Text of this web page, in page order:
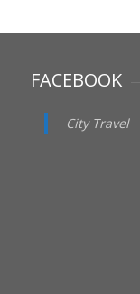
FACEBOOK
City Travel